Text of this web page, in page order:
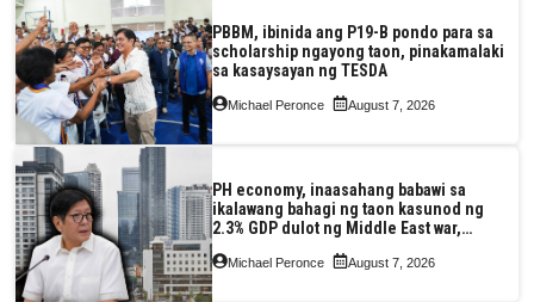
PBBM, ibinida ang P19-B pondo para sa
scholarship ngayong taon, pinakamalaki
sa kasaysayan ng TESDA
Michael Peronce August 7, 2026
PH economy, inaasahang babawi sa
ikalawang bahagi ng taon kasunod ng
2.3% GDP dulot ng Middle East war,
pagkaantala ng public construction
Michael Peronce August 7, 2026